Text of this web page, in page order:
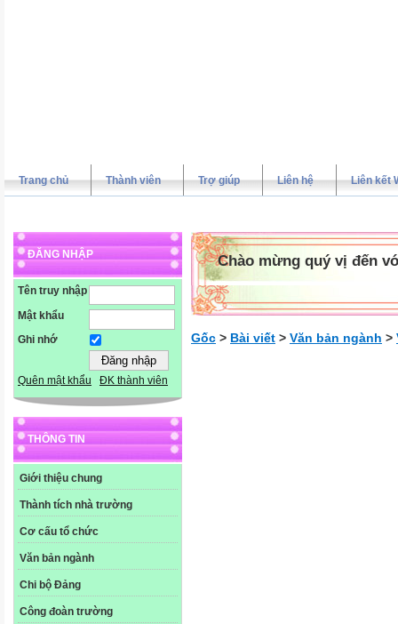
Trang chủ Thành viên Trợ giúp Liên hệ Liên kết
ĐĂNG NHẬP
Tên truy nhập
Mật khẩu
Ghi nhớ
Quên mật khẩu ĐK thành viên
THÔNG TIN
Giới thiệu chung
Thành tích nhà trường
Cơ cấu tổ chức
Văn bản ngành
Chi bộ Đảng
Công đoàn trường
Chào mừng quý vị đến
Gốc > Bài viết > Văn bản ngành >